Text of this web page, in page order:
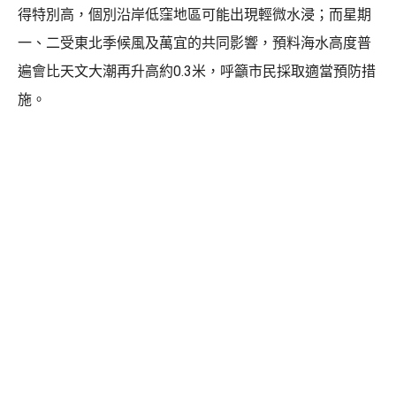
得特別高，個別沿岸低窪地區可能出現輕微水浸；而星期
一、二受東北季候風及萬宜的共同影響，預料海水高度普
遍會比天文大潮再升高約0.3米，呼籲市民採取適當預防措
施。